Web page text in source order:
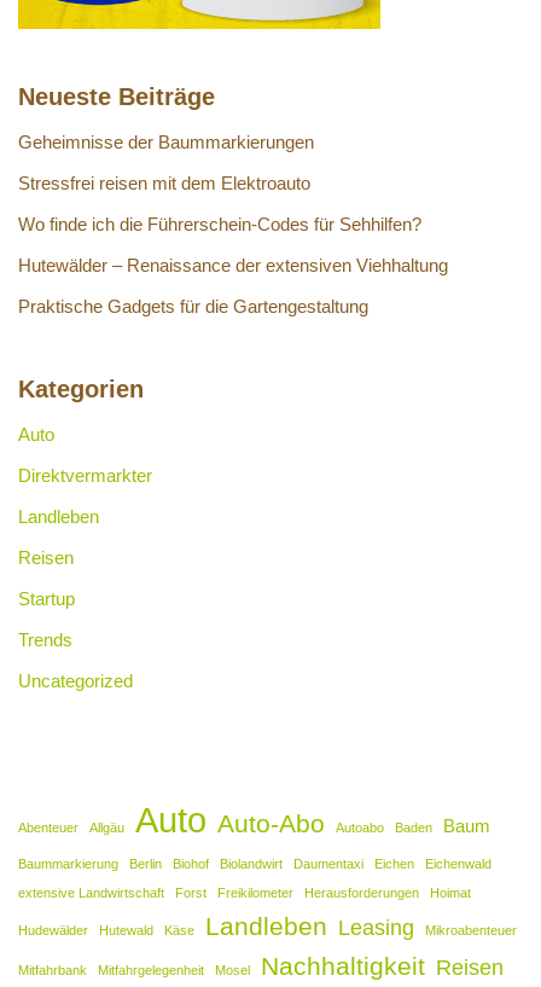
Neueste Beiträge
Geheimnisse der Baummarkierungen
Stressfrei reisen mit dem Elektroauto
Wo finde ich die Führerschein-Codes für Sehhilfen?
Hutewälder – Re­nais­sance der extensiven Viehhaltung
Praktische Gadgets für die Gartengestaltung
Kategorien
Auto
Direktvermarkter
Landleben
Reisen
Startup
Trends
Uncategorized
Abenteuer Allgäu Auto Auto-Abo Autoabo Baden Baum
Baummarkierung Berlin Biohof Biolandwirt Daumentaxi Eichen
Eichenwald
extensive Landwirtschaft
Forst Freikilometer Herausforderungen Hoimat
Hudewälder Hutewald Käse Landleben Leasing Mikroabenteuer
Mitfahrbank Mitfahrgelegenheit Mosel Nachhaltigkeit Reisen